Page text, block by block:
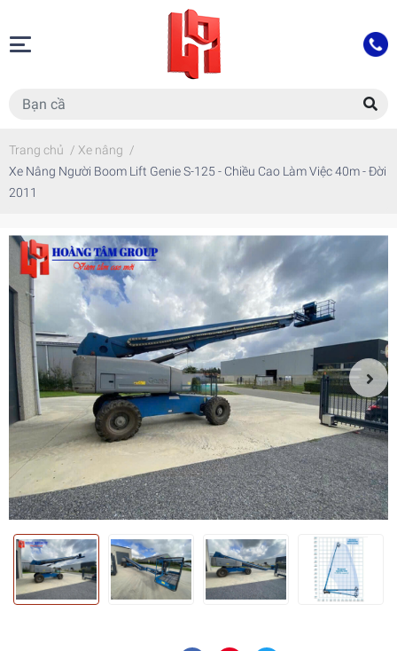
Trang chủ / Xe nâng /
Xe Nâng Người Boom Lift Genie S-125 - Chiều Cao Làm Việc 40m - Đời
2011